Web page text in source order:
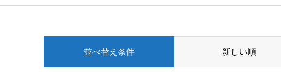
並べ替え条件 新しい順